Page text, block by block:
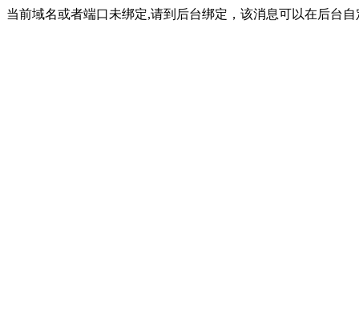
当前域名或者端口未绑定,请到后台绑定，该消息可以在后台自